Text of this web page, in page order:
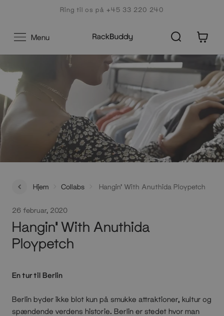
Ring til os på +45 33 220 240
Menu
Hjem Collabs Hangin' With Anuthida Ploypetch
26 februar, 2020
Hangin' With Anuthida
Ploypetch
En tur til Berlin
Berlin byder ikke blot kun på smukke attraktioner, kultur og
spændende verdens historie. Berlin er stedet hvor man